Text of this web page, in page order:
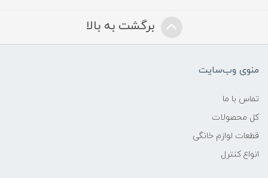
برگشت به بالا
منوی وب‌سایت
تماس با ما
کل محصولات
قطعات لوازم خانگی
انواع کنترل